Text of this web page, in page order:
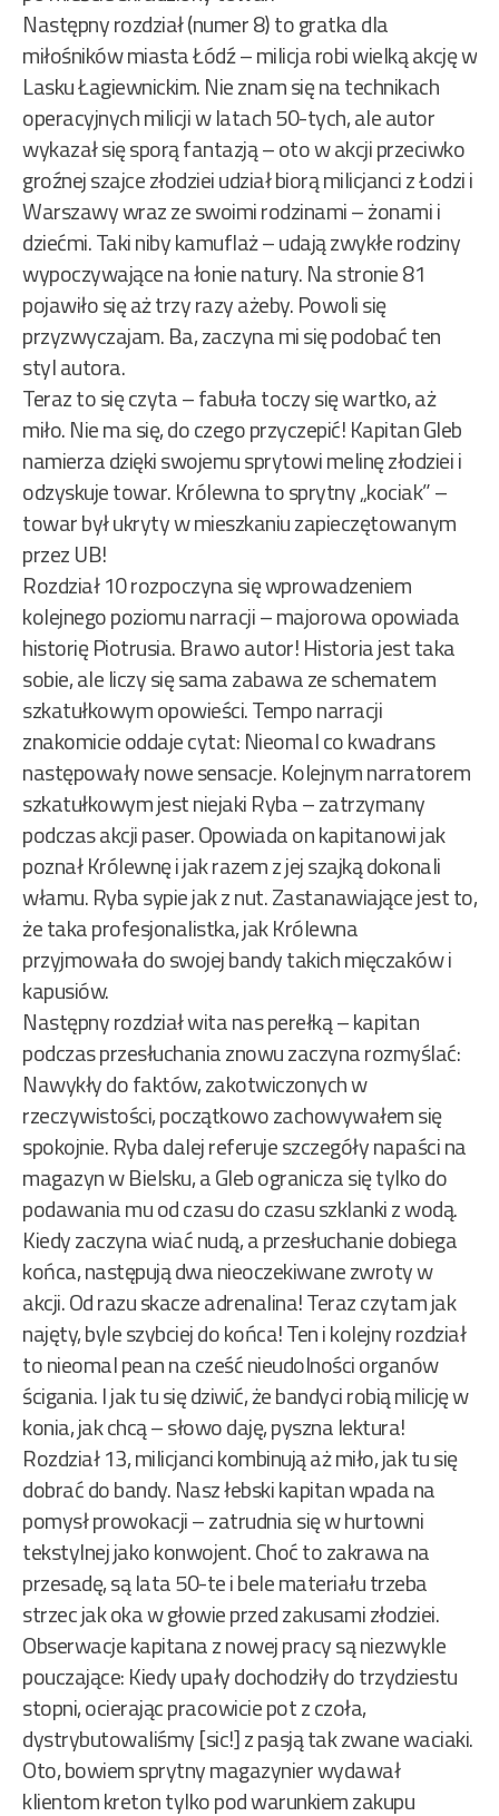
Następny rozdział (numer 8) to gratka dla
miłośników miasta Łódź – milicja robi wielką akcję w
Lasku Łagiewnickim. Nie znam się na technikach
operacyjnych milicji w latach 50-tych, ale autor
wykazał się sporą fantazją – oto w akcji przeciwko
groźnej szajce złodziei udział biorą milicjanci z Łodzi i
Warszawy wraz ze swoimi rodzinami – żonami i
dziećmi. Taki niby kamuflaż – udają zwykłe rodziny
wypoczywające na łonie natury. Na stronie 81
pojawiło się aż trzy razy ażeby. Powoli się
przyzwyczajam. Ba, zaczyna mi się podobać ten
styl autora.
Teraz to się czyta – fabuła toczy się wartko, aż
miło. Nie ma się, do czego przyczepić! Kapitan Gleb
namierza dzięki swojemu sprytowi melinę złodziei i
odzyskuje towar. Królewna to sprytny „kociak” –
towar był ukryty w mieszkaniu zapieczętowanym
przez UB!
Rozdział 10 rozpoczyna się wprowadzeniem
kolejnego poziomu narracji – majorowa opowiada
historię Piotrusia. Brawo autor! Historia jest taka
sobie, ale liczy się sama zabawa ze schematem
szkatułkowym opowieści. Tempo narracji
znakomicie oddaje cytat: Nieomal co kwadrans
następowały nowe sensacje. Kolejnym narratorem
szkatułkowym jest niejaki Ryba – zatrzymany
podczas akcji paser. Opowiada on kapitanowi jak
poznał Królewnę i jak razem z jej szajką dokonali
włamu. Ryba sypie jak z nut. Zastanawiające jest to,
że taka profesjonalistka, jak Królewna
przyjmowała do swojej bandy takich mięczaków i
kapusiów.
Następny rozdział wita nas perełką – kapitan
podczas przesłuchania znowu zaczyna rozmyślać:
Nawykły do faktów, zakotwiczonych w
rzeczywistości, początkowo zachowywałem się
spokojnie. Ryba dalej referuje szczegóły napaści na
magazyn w Bielsku, a Gleb ogranicza się tylko do
podawania mu od czasu do czasu szklanki z wodą.
Kiedy zaczyna wiać nudą, a przesłuchanie dobiega
końca, następują dwa nieoczekiwane zwroty w
akcji. Od razu skacze adrenalina! Teraz czytam jak
najęty, byle szybciej do końca! Ten i kolejny rozdział
to nieomal pean na cześć nieudolności organów
ścigania. I jak tu się dziwić, że bandyci robią milicję w
konia, jak chcą – słowo daję, pyszna lektura!
Rozdział 13, milicjanci kombinują aż miło, jak tu się
dobrać do bandy. Nasz łebski kapitan wpada na
pomysł prowokacji – zatrudnia się w hurtowni
tekstylnej jako konwojent. Choć to zakrawa na
przesadę, są lata 50-te i bele materiału trzeba
strzec jak oka w głowie przed zakusami złodziei.
Obserwacje kapitana z nowej pracy są niezwykle
pouczające: Kiedy upały dochodziły do trzydziestu
stopni, ocierając pracowicie pot z czoła,
dystrybutowaliśmy [sic!] z pasją tak zwane waciaki.
Oto, bowiem sprytny magazynier wydawał
klientom kreton tylko pod warunkiem zakupu